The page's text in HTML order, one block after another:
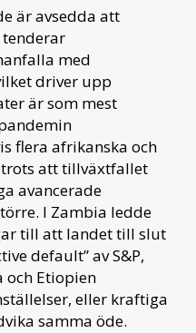
är avsedda att
tenderar
med
driver upp
är som mest
flera afrikanska och
att tillväxtfallet
avancerade
I Zambia ledde
till att landet till slut
default” av S&P,
och Etiopien
eller kraftiga
samma öde.